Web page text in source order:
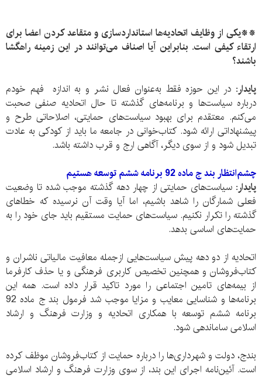
**یکی از وظایف اتحادیه‌ها استاندارد‌سازی و متقاعد کردن اعضا برای
ارتقاء کیفی است. بنابراین آیا اصناف می‌توانند در این زمینه راهگشا
باشند؟
پایدار: در این حوزه فقط به‌عنوان فعال نشر و به اندازه فهم خودم
درباره سیاست‌ها و برنامه‌های گذشته تا حال اتحادیه صنفی صحبت
می‌کنم. معتقدم برای بهبود سیاست‌های حمایتی، اصلاحاتی طرح و
پیشنهاداتی ارائه شود. کتاب‌خوانی در جامعه ما باید از کودکی به‌ عادت
تبدیل شود و از سوی دیگر، آگاهی ارج و قرب داشته باشد.
چشم‌انتظار بند ج ماده 92 برنامه ششم توسعه هستیم
پایدار: سیاست‌های حمایتی از چهار دهه گذشته موجب شده تا وضعیت
فعلی شمارگان را شاهد باشیم، اما آیا وقت آن نرسیده که خطا‌های
گذشته را تکرار نکنیم. سیاست‌های حمایت مستقیم باید جای خود را به
حمایت‌های اساسی بدهد.
اتحادیه از دو دهه پیش سیاست‌هایی ازجمله معافیت مالیاتی ناشران و
کتاب‌‌فروشان و همچنین تخصیص کاربری فرهنگی و یا حذف کارفرما
از بیمه‌های تامین اجتماعی را مورد تاکید قرار داده است. همه این
برنامه‌ها و شناسایی معایب و مزایا موجب شد فرمول بند ج ماده 92
برنامه ششم توسعه با همکاری اتحادیه و وزارت فرهنگ و ارشاد
اسلامی ساماندهی شود.
بندج، دولت و شهرد‌اری‌‌ها را درباره حمایت از کتاب‌فروشان موظف کرده
است. آئین‌نامه اجرای این بند، از سوی وزارت فرهنگ و ارشاد اسلامی